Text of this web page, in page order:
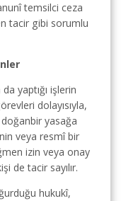
temsilci ceza
tacir gibi sorumlu
yaptığı işlerin
dolayısıyla,
yasağa
veya resmî bir
izin veya onay
de tacir sayılır.
hukukî,